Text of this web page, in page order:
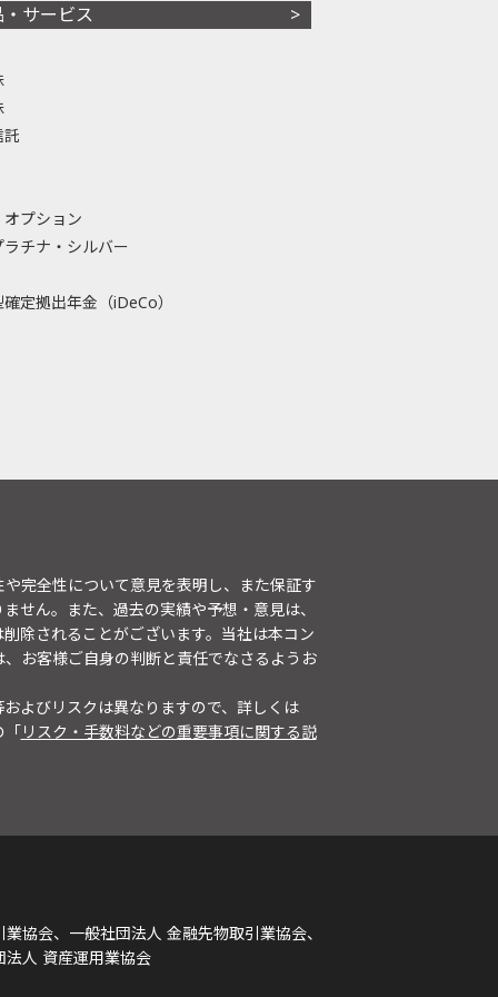
・サービス
託
プション
ラチナ・シルバー
定拠出年金（iDeCo）
完全性について意見を表明し、また保証す
せん。また、過去の実績や予想・意見は、
除されることがございます。当社は本コン
お客様ご自身の判断と責任でなさるようお
よびリスクは異なりますので、詳しくは
「リスク・手数料などの重要事項に関する説
協会、一般社団法人 金融先物取引業協会、
人 資産運用業協会